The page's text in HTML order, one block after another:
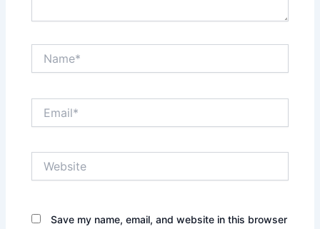
Save my name, email, and website in this browser